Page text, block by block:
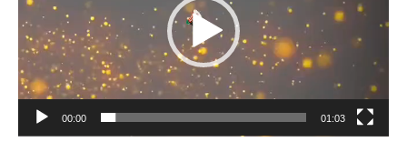
00:00 01:03